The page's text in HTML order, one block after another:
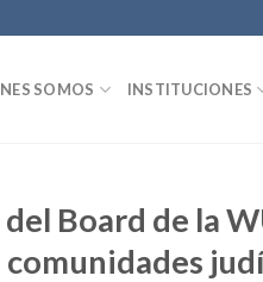
SOMOS INSTITUCIONES
Board de la
comunidades